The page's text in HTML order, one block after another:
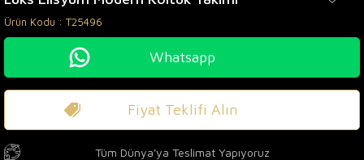
Ürün Kodu : T25496
Whatsapp
Fiyat Teklifi Alın
Tüm Dünya'ya Teslimat Yapıyoruz